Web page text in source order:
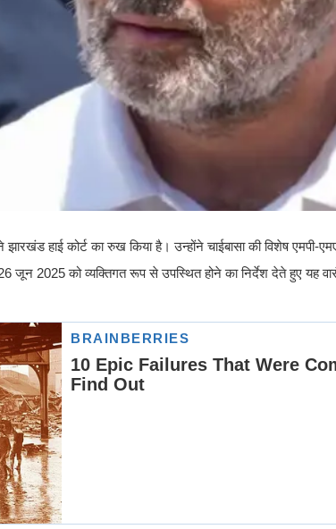
हाई कोर्ट का रुख किया है। उन्होंने चाईबासा की विशेष एमपी-
जून 2025 को व्यक्तिगत रूप से उपस्थित होने का निर्देश देते हुए यह